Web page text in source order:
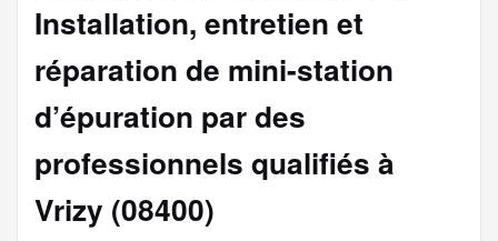
Installation, entretien et
réparation de mini-station
d’épuration par des
professionnels qualifiés à
Vrizy (08400)